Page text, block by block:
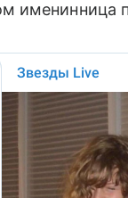
именинница